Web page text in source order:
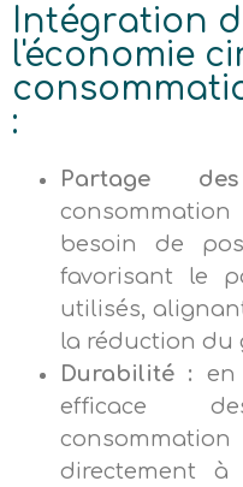
Intégration
l'économie
:
Partage
besoin de
favorisant le
utilisés,
la réduction du
Durabilité : en
efficace
directement